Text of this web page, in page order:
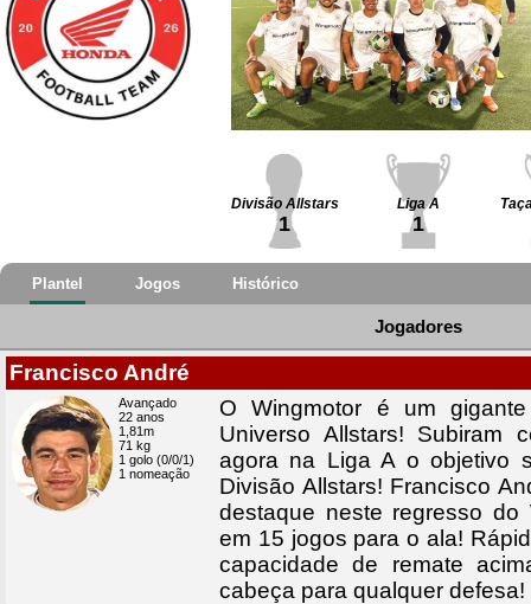
Divisão Allstars
1
Liga A
1
Plantel Jogos Histórico
Jogadores
Francisco André
Avançado
22 anos
1,81m
71 kg
1 golo (0/0/1)
1 nomeação
O Wingmotor é um
Universo Allstars!
agora na Liga A o objetivo
Divisão Allstars! Francisco
destaque neste regresso do
em 15 jogos para o ala!
capacidade de remate
cabeça para qualquer defesa!